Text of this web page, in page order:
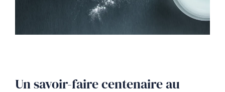
Un savoir-faire centenaire au